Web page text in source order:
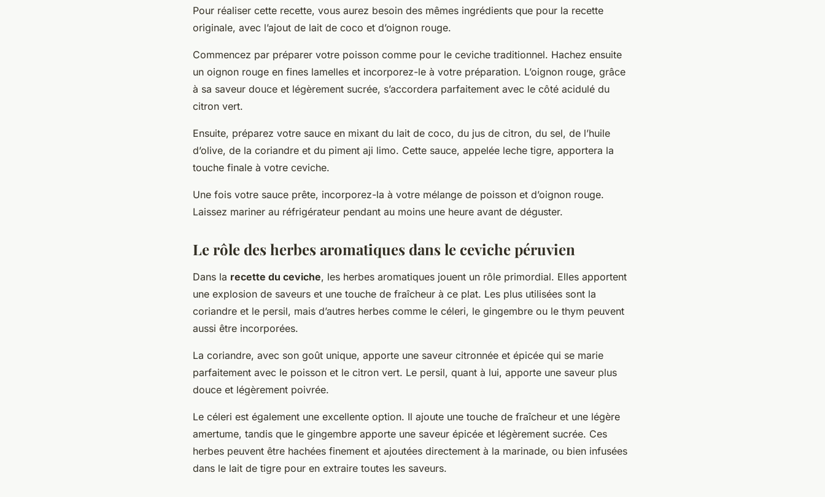
Pour réaliser cette recette, vous aurez besoin des mêmes ingrédients que pour la recette
originale, avec l’ajout de lait de coco et d’oignon rouge.
Commencez par préparer votre poisson comme pour le ceviche traditionnel. Hachez ensuite
un oignon rouge en fines lamelles et incorporez-le à votre préparation. L’oignon rouge, grâce
à sa saveur douce et légèrement sucrée, s’accordera parfaitement avec le côté acidulé du
citron vert.
Ensuite, préparez votre sauce en mixant du lait de coco, du jus de citron, du sel, de l’huile
d’olive, de la coriandre et du piment aji limo. Cette sauce, appelée leche tigre, apportera la
touche finale à votre ceviche.
Une fois votre sauce prête, incorporez-la à votre mélange de poisson et d’oignon rouge.
Laissez mariner au réfrigérateur pendant au moins une heure avant de déguster.
Le rôle des herbes aromatiques dans le ceviche péruvien
Dans la recette du ceviche, les herbes aromatiques jouent un rôle primordial. Elles apportent
une explosion de saveurs et une touche de fraîcheur à ce plat. Les plus utilisées sont la
coriandre et le persil, mais d’autres herbes comme le céleri, le gingembre ou le thym peuvent
aussi être incorporées.
La coriandre, avec son goût unique, apporte une saveur citronnée et épicée qui se marie
parfaitement avec le poisson et le citron vert. Le persil, quant à lui, apporte une saveur plus
douce et légèrement poivrée.
Le céleri est également une excellente option. Il ajoute une touche de fraîcheur et une légère
amertume, tandis que le gingembre apporte une saveur épicée et légèrement sucrée. Ces
herbes peuvent être hachées finement et ajoutées directement à la marinade, ou bien infusées
dans le lait de tigre pour en extraire toutes les saveurs.